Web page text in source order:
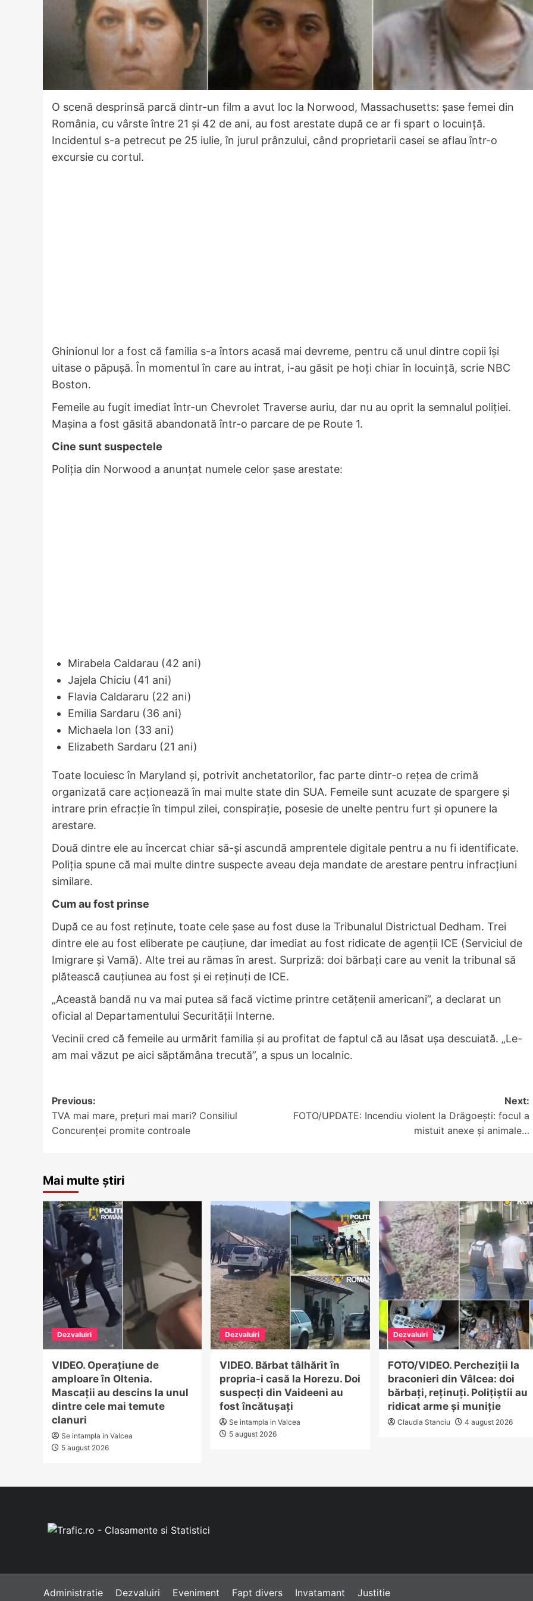
O scenă desprinsă parcă dintr-un film a avut loc la Norwood, Massachusetts: șase femei din
România, cu vârste între 21 și 42 de ani, au fost arestate după ce ar fi spart o locuință.
Incidentul s-a petrecut pe 25 iulie, în jurul prânzului, când proprietarii casei se aflau într-o
excursie cu cortul.
Ghinionul lor a fost că familia s-a întors acasă mai devreme, pentru că unul dintre copii își
uitase o păpușă. În momentul în care au intrat, i-au găsit pe hoți chiar în locuință, scrie NBC
Boston.
Femeile au fugit imediat într-un Chevrolet Traverse auriu, dar nu au oprit la semnalul poliției.
Mașina a fost găsită abandonată într-o parcare de pe Route 1.
Cine sunt suspectele
Poliția din Norwood a anunțat numele celor șase arestate:
Mirabela Caldarau (42 ani)
Jajela Chiciu (41 ani)
Flavia Caldararu (22 ani)
Emilia Sardaru (36 ani)
Michaela Ion (33 ani)
Elizabeth Sardaru (21 ani)
Toate locuiesc în Maryland și, potrivit anchetatorilor, fac parte dintr-o rețea de crimă
organizată care acționează în mai multe state din SUA. Femeile sunt acuzate de spargere și
intrare prin efracție în timpul zilei, conspirație, posesie de unelte pentru furt și opunere la
arestare.
Două dintre ele au încercat chiar să-și ascundă amprentele digitale pentru a nu fi identificate.
Poliția spune că mai multe dintre suspecte aveau deja mandate de arestare pentru infracțiuni
similare.
Cum au fost prinse
După ce au fost reținute, toate cele șase au fost duse la Tribunalul Districtual Dedham. Trei
dintre ele au fost eliberate pe cauțiune, dar imediat au fost ridicate de agenții ICE (Serviciul de
Imigrare și Vamă). Alte trei au rămas în arest. Surpriză: doi bărbați care au venit la tribunal să
plătească cauțiunea au fost și ei reținuți de ICE.
„Această bandă nu va mai putea să facă victime printre cetățenii americani”, a declarat un
oficial al Departamentului Securității Interne.
Vecinii cred că femeile au urmărit familia și au profitat de faptul că au lăsat ușa descuiată. „Le-
am mai văzut pe aici săptămâna trecută”, a spus un localnic.
Post
navigation
Previous:
TVA mai mare, prețuri mai mari? Consiliul
Concurenței promite controale
Next:
FOTO/UPDATE: Incendiu violent la Drăgoești: focul a
mistuit anexe și animale…
Mai multe știri
Dezvaluiri
VIDEO. Operațiune de
amploare în Oltenia.
Mascații au descins la unul
dintre cele mai temute
clanuri
Se intampla in Valcea
5 august 2026
Dezvaluiri
VIDEO. Bărbat tâlhărit în
propria-i casă la Horezu. Doi
suspecți din Vaideeni au
fost încătușați
Se intampla in Valcea
5 august 2026
Dezvaluiri
FOTO/VIDEO. Percheziții la
braconieri din Vâlcea: doi
bărbați, reținuți. Polițiștii au
ridicat arme și muniție
Claudia Stanciu 4 august 2026
Administratie Dezvaluiri Eveniment Fapt divers Invatamant Justitie